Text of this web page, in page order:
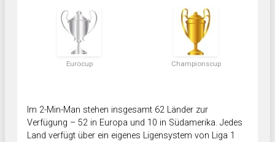
Eurocup Championscup
Im 2-Min-Man stehen insgesamt 62 Länder zur
Verfügung – 52 in Europa und 10 in Südamerika. Jedes
Land verfügt über ein eigenes Ligensystem von Liga 1